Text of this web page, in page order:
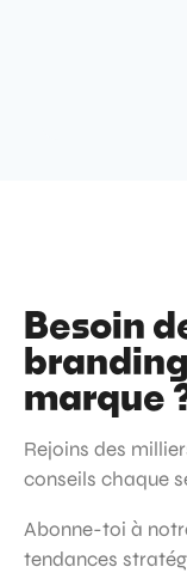
Besoin
marque
Rejoins des
conseils chaque
Abonne-toi à
tendances